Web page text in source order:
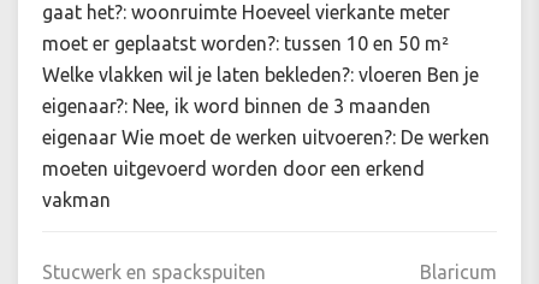
gaat het?: woonruimte Hoeveel vierkante meter
moet er geplaatst worden?: tussen 10 en 50 m²
Welke vlakken wil je laten bekleden?: vloeren Ben je
eigenaar?: Nee, ik word binnen de 3 maanden
eigenaar Wie moet de werken uitvoeren?: De werken
moeten uitgevoerd worden door een erkend
vakman
Stucwerk en spackspuiten Blaricum